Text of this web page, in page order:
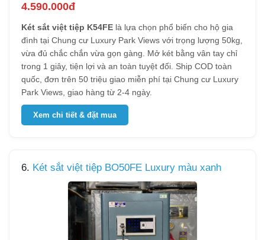
4.590.000đ
Két sắt việt tiệp K54FE là lựa chọn phổ biến cho hộ gia
đình tại Chung cư Luxury Park Views với trọng lượng 50kg,
vừa đủ chắc chắn vừa gọn gàng. Mở két bằng vân tay chỉ
trong 1 giây, tiện lợi và an toàn tuyệt đối. Ship COD toàn
quốc, đơn trên 50 triệu giao miễn phí tại Chung cư Luxury
Park Views, giao hàng từ 2-4 ngày.
Xem chi tiết & đặt mua
6. Két sắt việt tiệp BO50FE Luxury màu xanh